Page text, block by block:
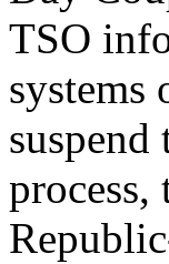
TSO
systems
process,